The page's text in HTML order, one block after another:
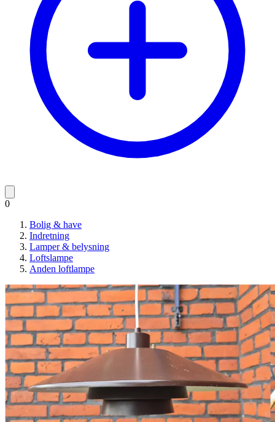
0
Bolig & have
Indretning
Lamper & belysning
Loftslampe
Anden loftlampe